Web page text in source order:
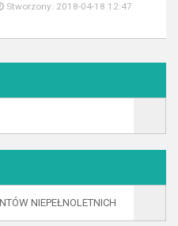
Stworzony: 2018-04-18 12:47
NIEPEŁNOLETNICH